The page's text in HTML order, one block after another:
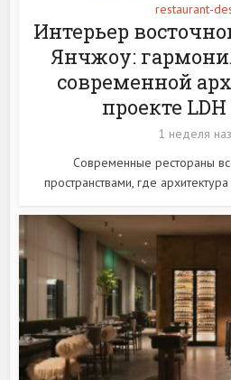
restaurant-
Интерьер
Янчжоу:
современной
проекте LDH
1 неделя
Современные рестораны
пространствами, где